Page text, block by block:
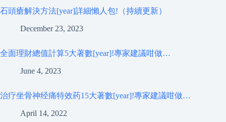
石頭瘡解決方法[year]詳細懶人包!（持續更新）
December 23, 2023
全面理財總值計算5大著數[year]!專家建議咁做…
June 4, 2023
治疗坐骨神经痛特效药15大著數[year]!專家建議咁做…
April 14, 2022